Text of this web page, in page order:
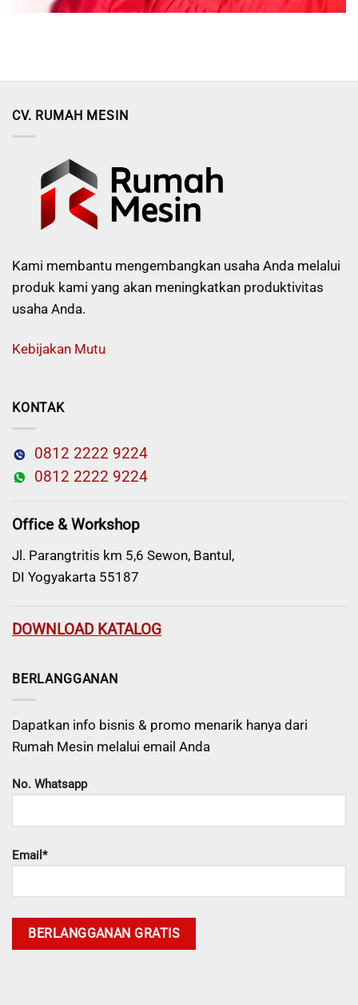
CV. RUMAH MESIN
Kami membantu mengembangkan usaha Anda melalui
produk kami yang akan meningkatkan produktivitas
usaha Anda.
Kebijakan Mutu
KONTAK
0812 2222 9224
0812 2222 9224
Office & Workshop
Jl. Parangtritis km 5,6 Sewon, Bantul,
DI Yogyakarta 55187
DOWNLOAD KATALOG
BERLANGGANAN
Dapatkan info bisnis & promo menarik hanya dari
Rumah Mesin melalui email Anda
No. Whatsapp
Email*